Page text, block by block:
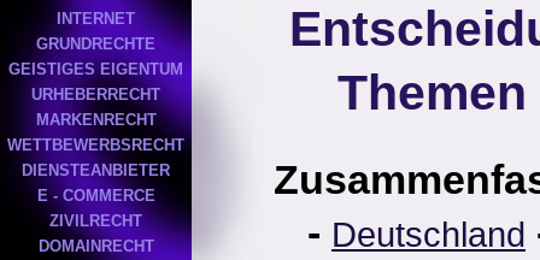
INTERNET
GRUNDRECHTE
GEISTIGES EIGENTUM
URHEBERRECHT
MARKENRECHT
WETTBEWERBSRECHT
DIENSTEANBIETER
E - COMMERCE
ZIVILRECHT
DOMAINRECHT
- Deutschland